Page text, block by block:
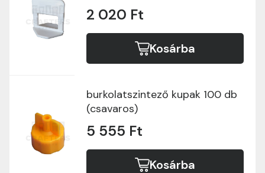
2 020 Ft
Kosárba
burkolatszintező kupak 100 db
(csavaros)
5 555 Ft
Kosárba